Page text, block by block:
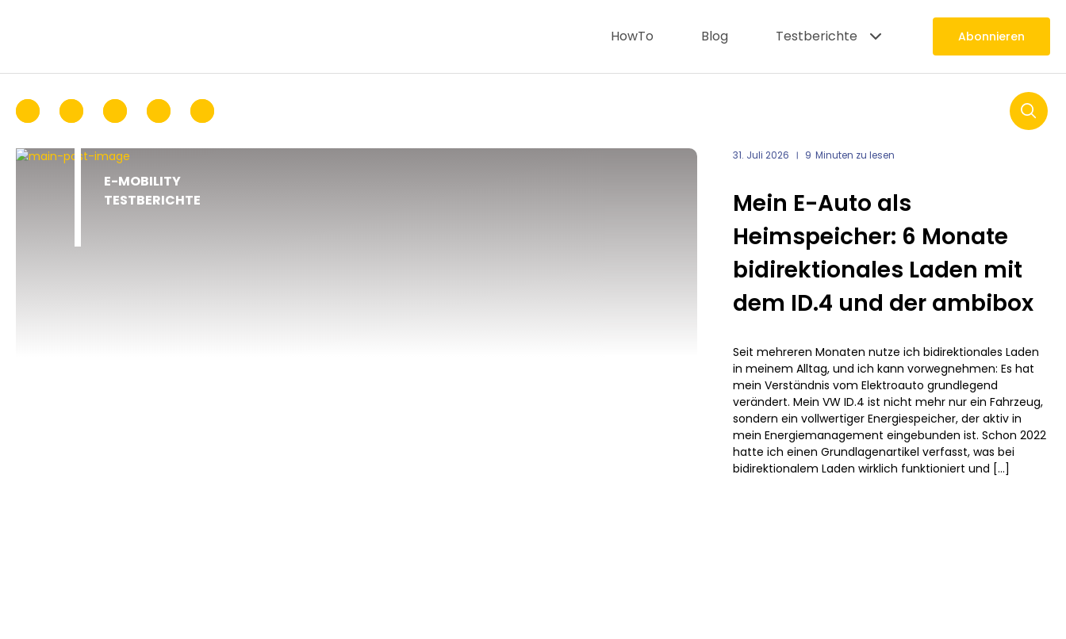
HowTo Blog Testberichte Abonnieren
E-MOBILITY
TESTBERICHTE
31. Juli 2026 9 Minuten zu lesen
Mein E-Auto als
Heimspeicher: 6 Monate
bidirektionales Laden mit
dem ID.4 und der ambibox
Seit mehreren Monaten nutze ich bidirektionales Laden
in meinem Alltag, und ich kann vorwegnehmen: Es hat
mein Verständnis vom Elektroauto grundlegend
verändert. Mein VW ID.4 ist nicht mehr nur ein Fahrzeug,
sondern ein vollwertiger Energiespeicher, der aktiv in
mein Energiemanagement eingebunden ist. Schon 2022
hatte ich einen Grundlagenartikel verfasst, was bei
bidirektionalem Laden wirklich funktioniert und […]